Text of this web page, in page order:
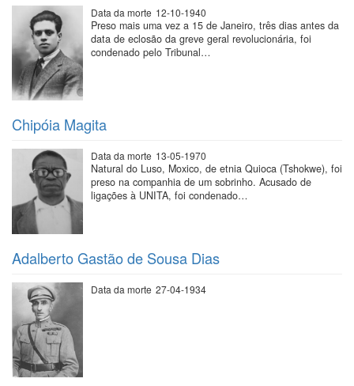
Data da morte 12-10-1940
Preso mais uma vez a 15 de Janeiro, três dias antes da
data de eclosão da greve geral revolucionária, foi
condenado pelo Tribunal…
Chipóia Magita
Data da morte 13-05-1970
Natural do Luso, Moxico, de etnia Quioca (Tshokwe), foi
preso na companhia de um sobrinho. Acusado de
ligações à UNITA, foi condenado…
Adalberto Gastão de Sousa Dias
Data da morte 27-04-1934